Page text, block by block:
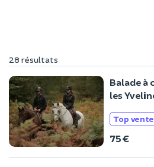
28 résultats
Balade à
les
Top vente
75 €